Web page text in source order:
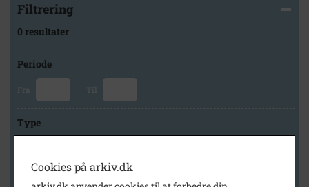
Filtrering
0 resultater
Periode
Fra Til
Type
Arkiv
Cookies på arkiv.dk